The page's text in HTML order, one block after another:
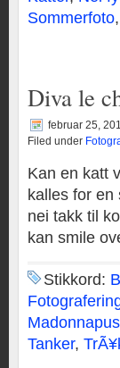
Sommerfoto,
Diva le
februar 25,
Filed under
Kan en katt
kalles for
nei takk til
kan smile
Stikkord:
Madonnapus
Tanker,